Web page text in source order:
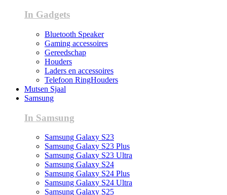
In Gadgets
Bluetooth Speaker
Gaming accessoires
Gereedschap
Houders
Laders en accessoires
Telefoon RingHouders
Mutsen Sjaal
Samsung
In Samsung
Samsung Galaxy S23
Samsung Galaxy S23 Plus
Samsung Galaxy S23 Ultra
Samsung Galaxy S24
Samsung Galaxy S24 Plus
Samsung Galaxy S24 Ultra
Samsung Galaxy S25